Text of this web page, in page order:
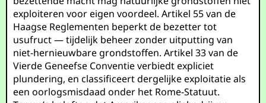
exploiteren voor eigen voordeel. Artikel 55 van de
Haagse Reglementen beperkt de bezetter tot
usufruct — tijdelijk beheer zonder uitputting van
niet-hernieuwbare grondstoffen. Artikel 33 van de
Vierde Geneefse Conventie verbiedt expliciet
plundering, en classificeert dergelijke exploitatie als
een oorlogsmisdaad onder het Rome-Statuut.